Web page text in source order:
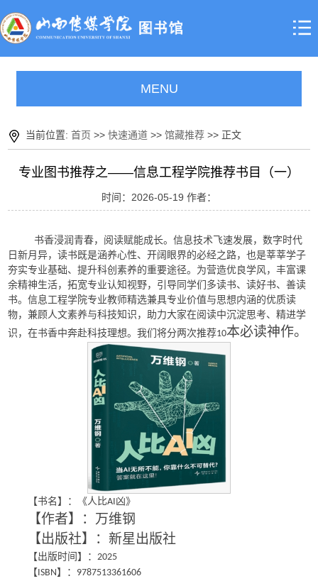
MENU
当前位置:首页 >>快速通道 >>馆藏推荐 >> 正文
专业图书推荐之——信息工程学院推荐书目（一）
时间：2026-05-19 作者：
书香浸润青春，阅读赋能成长。信息技术飞速发展，数字时代
日新月异，读书既是涵养心性、开阔眼界的必经之路，也是莘莘学子
夯实专业基础、提升科创素养的重要途径。为营造优良学风，丰富课
余精神生活，拓宽专业认知视野，引导同学们多读书、读好书、善读
书。信息工程学院专业教师精选兼具专业价值与思想内涵的优质读
物，兼顾人文素养与科技知识，助力大家在阅读中沉淀思考、精进学
识，在书香中奔赴科技理想。我们将分两次推荐10本必读神作。
【书名】：《人比AI凶》
【作者】：万维钢
【出版社】：新星出版社
【出版时间】：2025
【ISBN】： 9787513361606